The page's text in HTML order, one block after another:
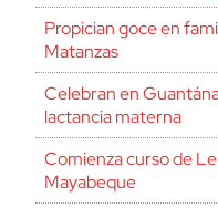
Propician goce en
Matanzas
Celebran en
lactancia materna
Comienza curso de
Mayabeque